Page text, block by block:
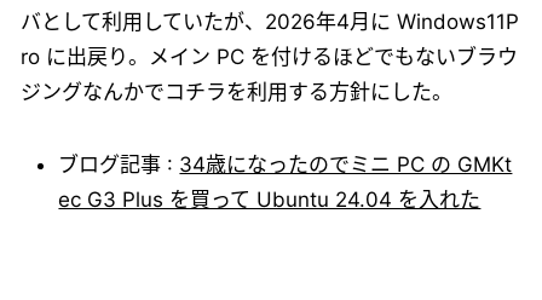
バとして利用していたが、2026年4月に Windows11P
ro に出戻り。メイン PC を付けるほどでもないブラウ
ジングなんかでコチラを利用する方針にした。
ブログ記事 : 34歳になったのでミニ PC の GMKt
ec G3 Plus を買って Ubuntu 24.04 を入れた